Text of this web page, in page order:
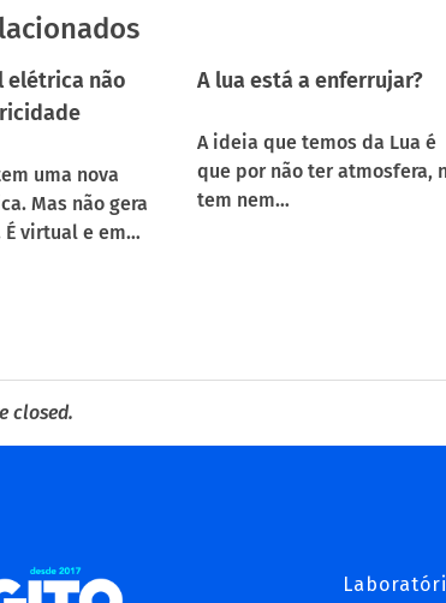
elétrica não
uma nova
Mas não gera
virtual e em…
A lua está a enferrujar?
A ideia que temos da Lua é
que por não ter atmosfera,
tem nem…
closed.